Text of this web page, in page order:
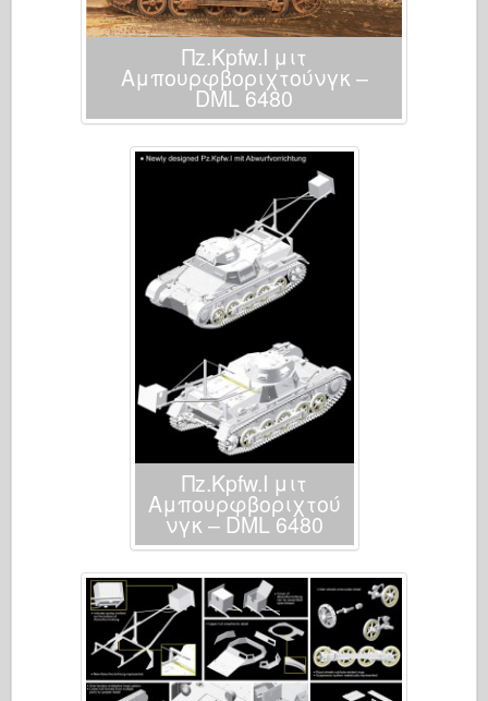
Πz.Kpfw.I μιτ
Αμπουρφβοριχτούνγκ –
DML 6480
Πz.Kpfw.I μιτ
Αμπουρφβοριχτού
νγκ – DML 6480